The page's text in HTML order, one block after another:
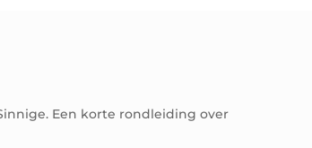
Een korte rondleiding over